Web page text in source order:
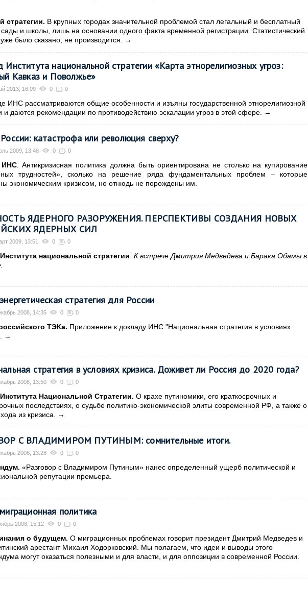
стратегии. В крупных городах значительной проблемой стал легальный и бесплатный
сады и школы, лишь на основании одного факта временной регистрации. Статистический
было сказано, не производится.
→
Института национальной стратегии «Карта этнорелигиозных угроз:
Кавказ и Поволжье»
2013, 16:09 0 0
ИНС рассматриваются общие особенности и изъяны государственной этнорелигиозной
и даются рекомендации по противодействию эскалации угроз в этой сфере.
→
катастрофа или революция сверху?
2009, 13:48 0 0
ИНС. Антикризисная политика должна быть ориентирована не столько на купирование
трудностей», сколько на решение ряда фундаментальных проблем – которые
экономическим кризисом, но отнюдь не порождены им.
ЯДЕРНОГО РАЗОРУЖЕНИЯ. ПЕРСПЕКТИВЫ СОЗДАНИЯ НОВЫХ
ЯДЕРНЫХ СИЛ
2009, 13:51 0 0
национальной стратегии К встрече Дмитрия Медведева и Барака Обамы в
стратегия для России
2008, 14:35 0 0
ТЭКа. Приложение к докладу ИНС "Национальная стратегия в условиях
→
стратегия в условиях кризиса. Доживет ли Россия до 2020 года?
2008, 13:50 0 0
Национальной Стратегии. О крахе путиномики, его краткосрочных и
последствиях, о судьбе политико-экономической элиты современной РФ, а также о
из кризиса.
→
С ВЛАДИМИРОМ ПУТИНЫМ: сомнительные итоги.
2008, 13:28 0 0
«Разговор с Владимиром Путиным» нанес определенный ущерб политической и
репутации премьера.
политика
2008, 15:12 0 0
о будущем. О миграционных проблемах говорит президент Дмитрий Медведев и
арестант Михаил Ходорковский. Мы полагаем, что идеи и выводы этого
могут оказаться полезными и для власти, и для оппозиции в современной России.